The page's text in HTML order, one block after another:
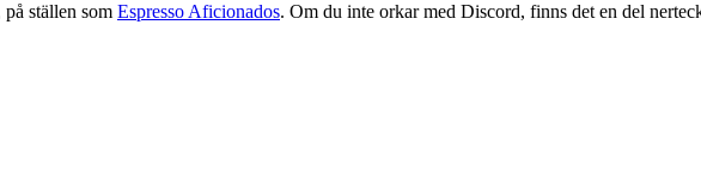
ställen som Espresso Aficionados. Om du inte orkar med Discord, finns det en del